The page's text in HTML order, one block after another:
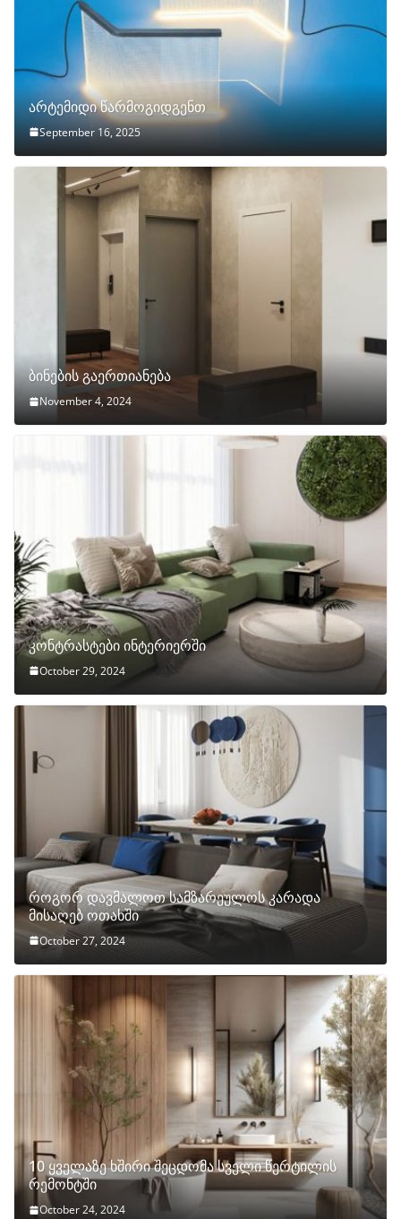
არტემიდი წარმოგიდგენთ
September 16, 2025
ბინების გაერთიანება
November 4, 2024
კონტრასტები ინტერიერში
October 29, 2024
როგორ დავმალოთ სამზარეულოს კარადა
მისაღებ ოთახში
October 27, 2024
10 ყველაზე ხშირი შეცდომა სველი წერტილის
რემონტში
October 24, 2024